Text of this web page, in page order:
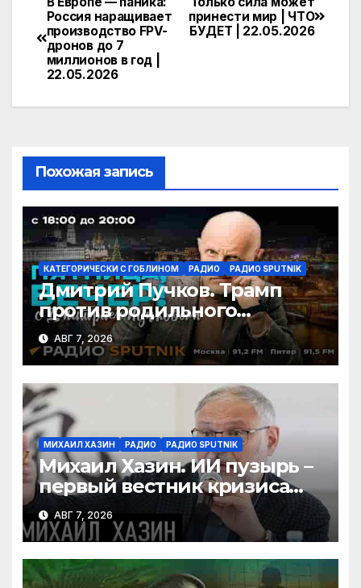
e
gr
a
m
n
o
kl
s
ni
ki
itt
er
п
р
и
Навигация
по
записям
принести мир | ЧТО
БУДЕТ | 22.05.2026
Россия наращивает
производство FPV-
дронов до 7
миллионов в год |
22.05.2026
Похожая запись
КАТЕГОРИЧЕСКИ С ГОБЛИНОМ РАДИО РАДИО SPUTNIK
Дмитрий Пучков. Трамп
против родильного
туризма, безработица из-за
ИИ
АВГ 7, 2026
МИХАИЛ ХАЗИН РАДИО РАДИО SPUTNIK
Михаил Хазин. ИИ пузырь –
первый вестник кризиса
или миф?
АВГ 7, 2026